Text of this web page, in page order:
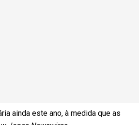
ainda este ano, à medida que as